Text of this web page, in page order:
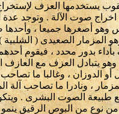
يستخدمها العزف
صوت الآلة . وتوجد عدة
وهو أصغرها جميعا ، وأحدها
المزمار الصعيدى (
بدور محدد ، فيقوم
وهو يتبادل العزف مع
أو الدوزان ، وغالبا ما
، ونادرا ما تصاحب آلة
طبيعة الصوت البشرى .
من نوع من البوص الرقيق